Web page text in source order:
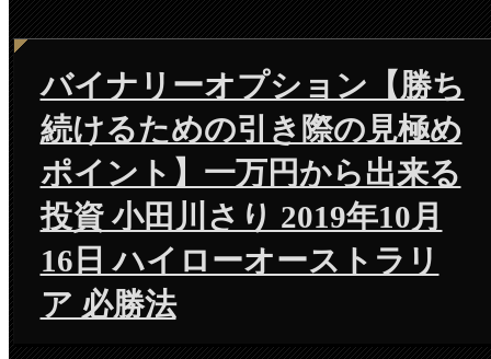
バイナリーオプション【勝ち
続けるための引き際の見極め
ポイント】一万円から出来る
投資 小田川さり 2019年10月
16日 ハイローオーストラリ
ア 必勝法